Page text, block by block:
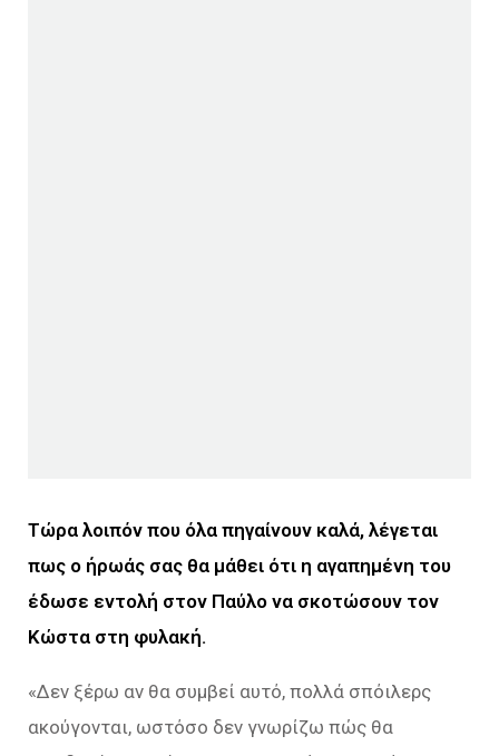
Τώρα λοιπόν που όλα πηγαίνουν καλά, λέγεται
πως ο ήρωάς σας θα μάθει ότι η αγαπημένη του
έδωσε εντολή στον Παύλο να σκοτώσουν τον
Κώστα στη φυλακή.
«Δεν ξέρω αν θα συμβεί αυτό, πολλά σπόιλερς
ακούγονται, ωστόσο δεν γνωρίζω πώς θα